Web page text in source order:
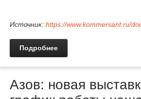
Источник: https://www.kommersant.ru/
Подробнее
Азов: новая